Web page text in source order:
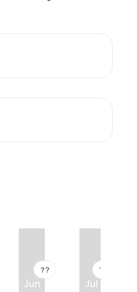
Jun
??
Jul
??